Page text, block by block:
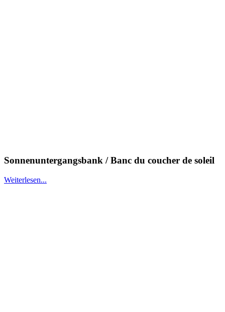
Sonnenuntergangsbank / Banc du coucher de soleil
Weiterlesen...